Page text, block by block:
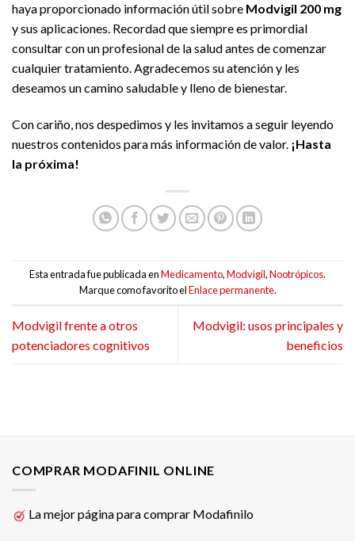
haya proporcionado información útil sobre Modvigil 200 mg
y sus aplicaciones. Recordad que siempre es primordial
consultar con un profesional de la salud antes de comenzar
cualquier tratamiento. Agradecemos su atención y les
deseamos un camino saludable y lleno de bienestar.
Con cariño, nos despedimos y les invitamos a seguir leyendo
nuestros contenidos para más información de valor. ¡Hasta
la próxima!
Esta entrada fue publicada enMedicamento,Modvigil,Nootrópicos.
Marque como favorito elEnlace permanente.
Modvigil frente a otros
potenciadores cognitivos
Modvigil: usos principales y
beneficios
COMPRAR MODAFINIL ONLINE
La mejor página para comprar Modafinilo